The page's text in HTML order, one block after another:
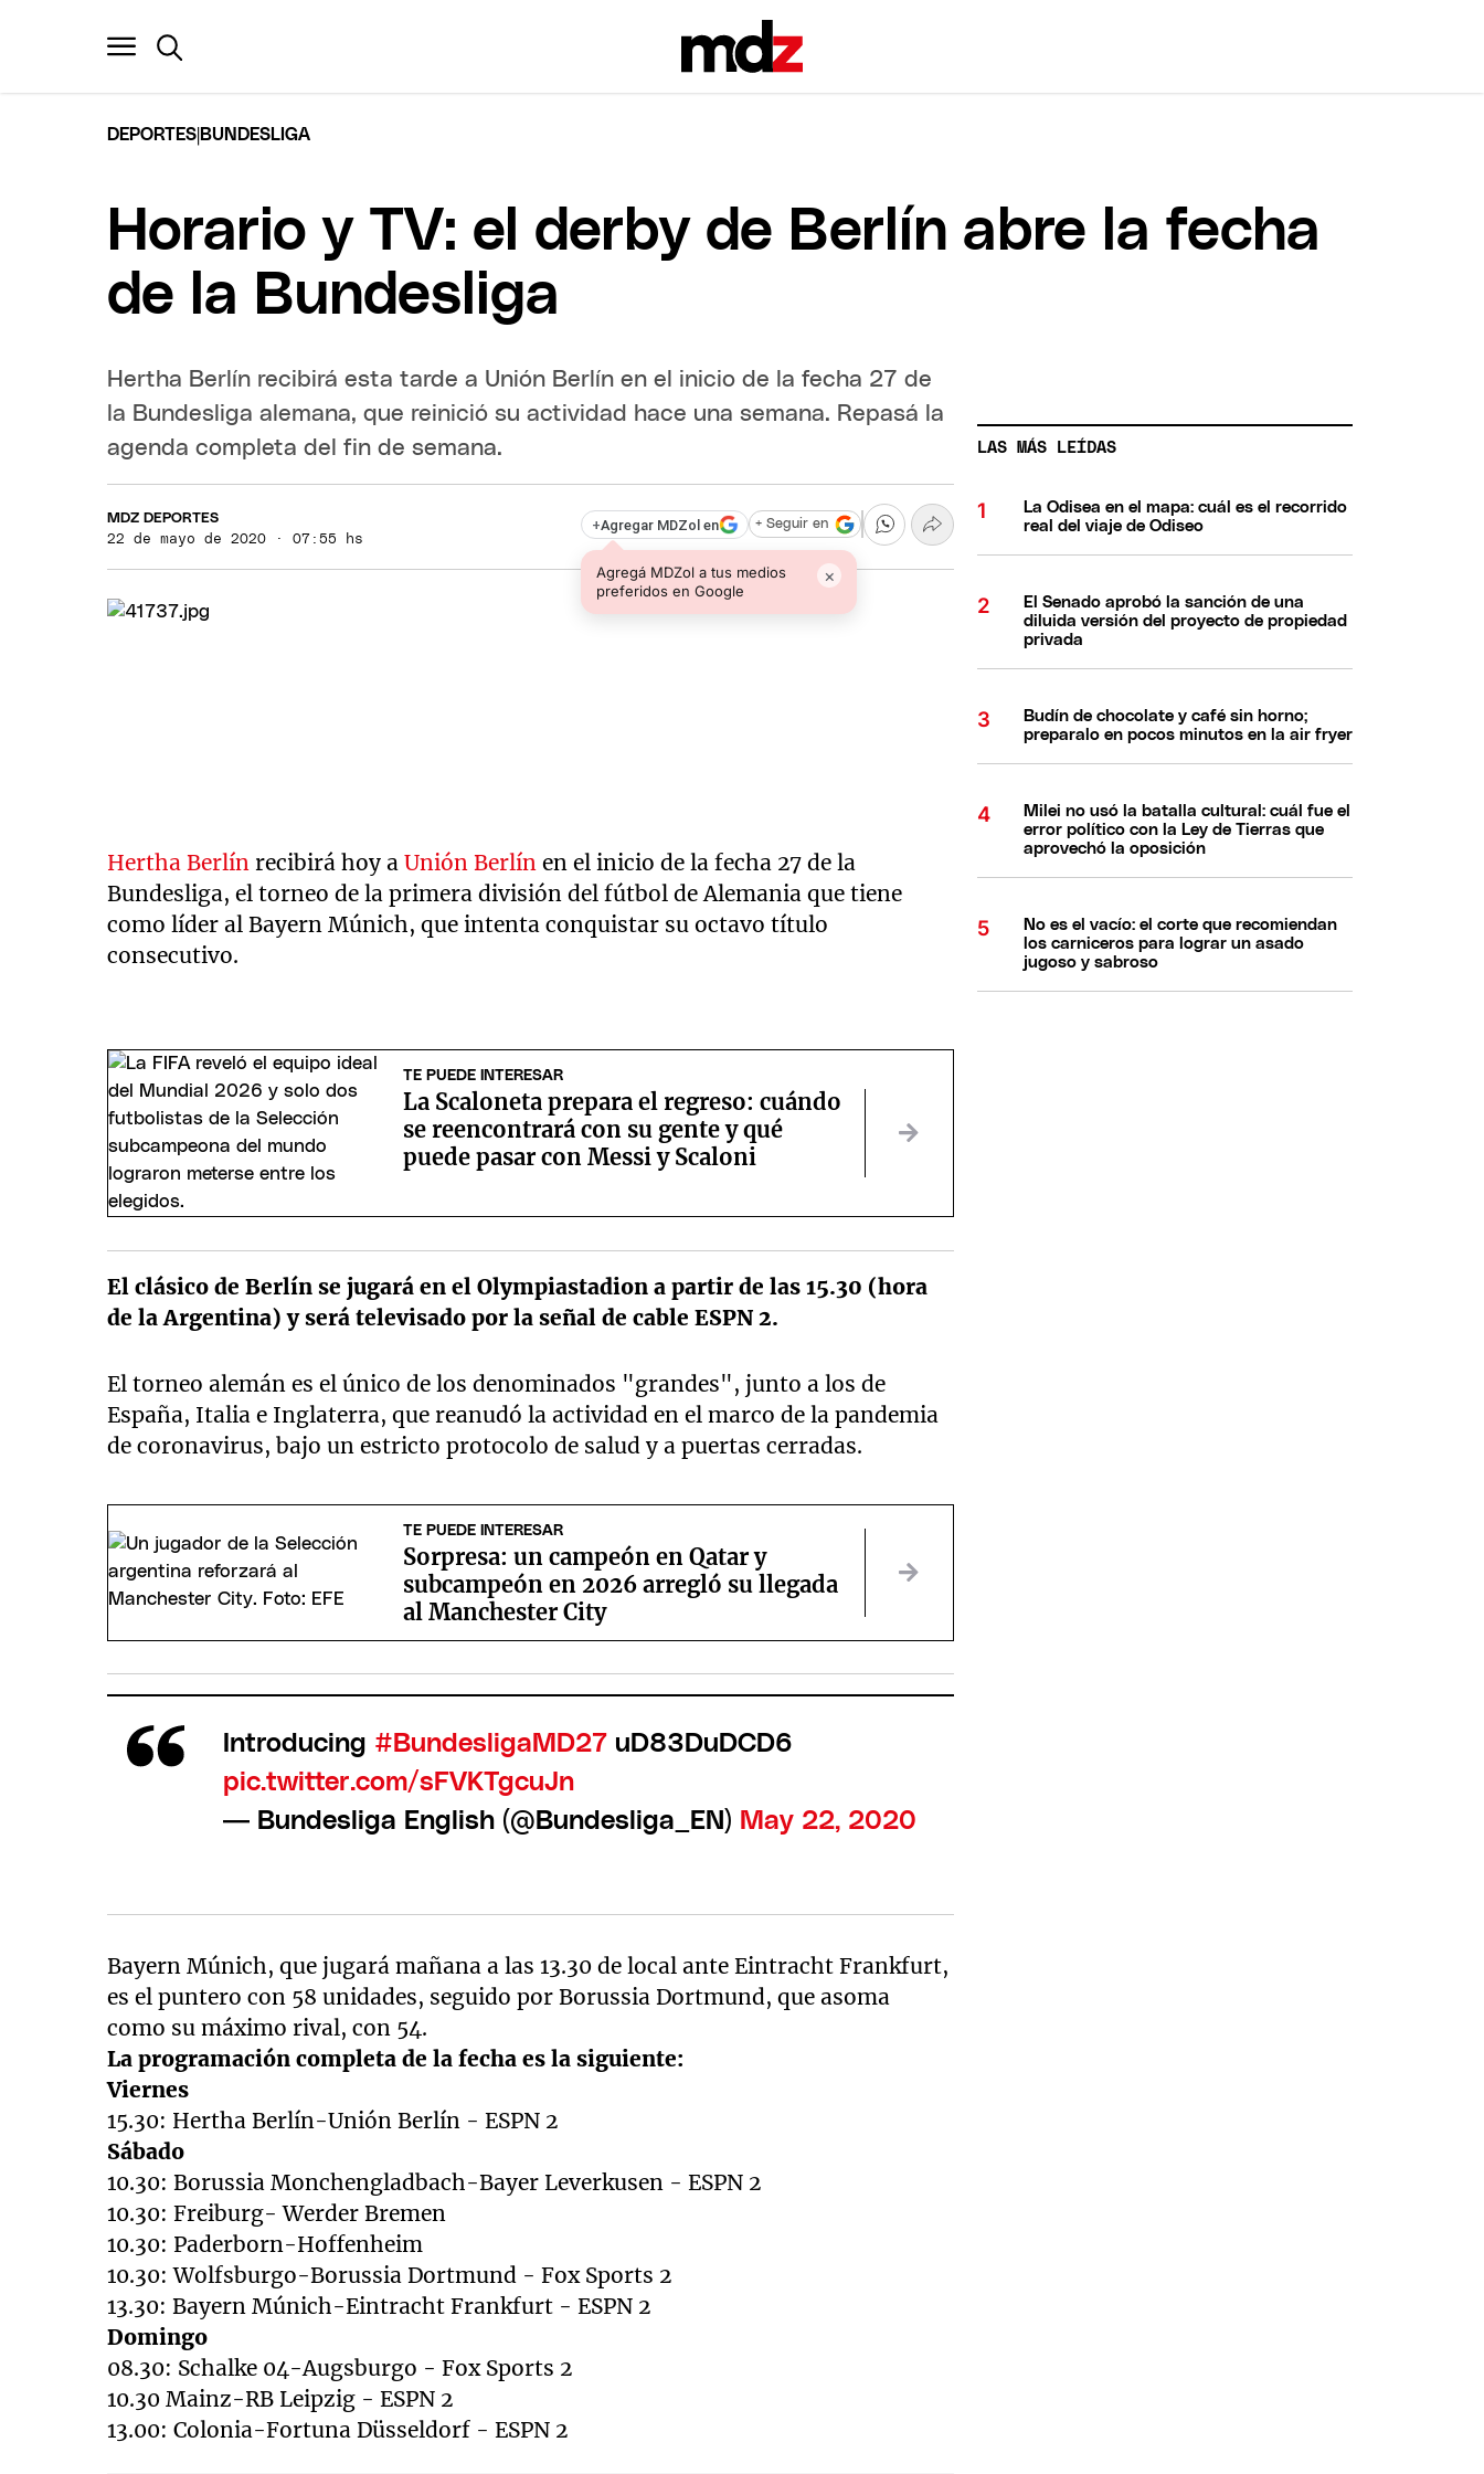
DEPORTES BUNDESLIGA
Horario y TV: el derby de Berlín abre la fecha
de la Bundesliga
Hertha Berlín recibirá esta tarde a Unión Berlín en el inicio de la fecha 27 de
la Bundesliga alemana, que reinició su actividad hace una semana. Repasá la
agenda completa del fin de semana.
MDZ DEPORTES
22 de mayo de 2020 · 07:55 hs
+Agregar MDZol en
Agregá MDZol a tus medios
preferidos en Google
×
+ Seguir en
Hertha Berlín recibirá hoy aUnión Berlín en el inicio de la fecha 27 de la
Bundesliga, el torneo de la primera división del fútbol de Alemania que tiene
como líder al Bayern Múnich, que intenta conquistar su octavo título
consecutivo.
TE PUEDE INTERESAR
La Scaloneta prepara el regreso: cuándo
se reencontrará con su gente y qué
puede pasar con Messi y Scaloni
El clásico de Berlín se jugará en el Olympiastadion a partir de las 15.30 (hora
de la Argentina) y será televisado por la señal de cable ESPN 2.
El torneo alemán es el único de los denominados "grandes", junto a los de
España, Italia e Inglaterra, que reanudó la actividad en el marco de la pandemia
de coronavirus, bajo un estricto protocolo de salud y a puertas cerradas.
TE PUEDE INTERESAR
Sorpresa: un campeón en Qatar y
subcampeón en 2026 arregló su llegada
al Manchester City
Introducing #BundesligaMD27uD83DuDCD6
pic.twitter.com/sFVKTgcuJn
— Bundesliga English (@Bundesliga_EN) May 22, 2020
Bayern Múnich, que jugará mañana a las 13.30 de local ante Eintracht Frankfurt,
es el puntero con 58 unidades, seguido por Borussia Dortmund, que asoma
como su máximo rival, con 54.
La programación completa de la fecha es la siguiente:
Viernes
15.30: Hertha Berlín-Unión Berlín - ESPN 2
Sábado
10.30: Borussia Monchengladbach-Bayer Leverkusen - ESPN 2
10.30: Freiburg- Werder Bremen
10.30: Paderborn-Hoffenheim
10.30: Wolfsburgo-Borussia Dortmund - Fox Sports 2
13.30: Bayern Múnich-Eintracht Frankfurt - ESPN 2
Domingo
08.30: Schalke 04-Augsburgo - Fox Sports 2
10.30 Mainz-RB Leipzig - ESPN 2
13.00: Colonia-Fortuna Düsseldorf - ESPN 2
LAS MÁS LEÍDAS
La Odisea en el mapa: cuál es el recorrido
real del viaje de Odiseo
El Senado aprobó la sanción de una
diluida versión del proyecto de propiedad
privada
Budín de chocolate y café sin horno;
preparalo en pocos minutos en la air fryer
Milei no usó la batalla cultural: cuál fue el
error político con la Ley de Tierras que
aprovechó la oposición
No es el vacío: el corte que recomiendan
los carniceros para lograr un asado
jugoso y sabroso